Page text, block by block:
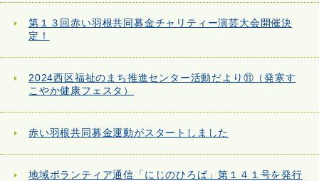
第１３回赤い羽根共同募金チャリティー演芸大会開催決
定！
2024西区福祉のまち推進センター活動だより⑪（発寒す
こやか健康フェスタ）
赤い羽根共同募金運動がスタートしました
地域ボランティア通信「にじのひろば」第１４１号を発行